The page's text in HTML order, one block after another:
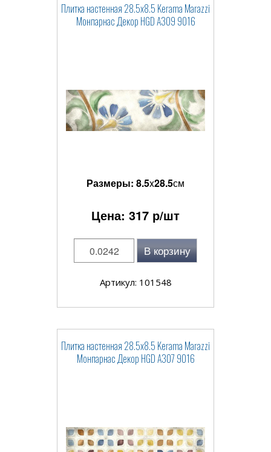
Плитка настенная 28.5x8.5 Kerama Marazzi
Монпарнас Декор HGD A309 9016
Размеры: 8.5x28.5см
Цена: 317 р/шт
В корзину
Артикул: 101548
Плитка настенная 28.5x8.5 Kerama Marazzi
Монпарнас Декор HGD A307 9016